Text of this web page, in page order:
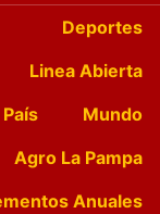
Deportes
Linea Abierta
País
Mundo
Agro La Pampa
Anuales